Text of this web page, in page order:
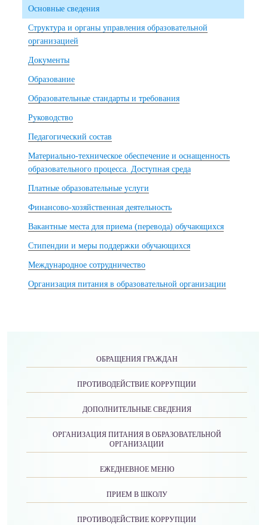
Основные сведения
Структура и органы управления образовательной
организацией
Документы
Образование
Образовательные стандарты и требования
Руководство
Педагогический состав
Материально-техническое обеспечение и оснащенность
образовательного процесса. Доступная среда
Платные образовательные услуги
Финансово-хозяйственная деятельность
Вакантные места для приема (перевода) обучающихся
Стипендии и меры поддержки обучающихся
Международное сотрудничество
Организация питания в образовательной организации
ОБРАЩЕНИЯ ГРАЖДАН
ПРОТИВОДЕЙСТВИЕ КОРРУПЦИИ
ДОПОЛНИТЕЛЬНЫЕ СВЕДЕНИЯ
ОРГАНИЗАЦИЯ ПИТАНИЯ В ОБРАЗОВАТЕЛЬНОЙ
ОРГАНИЗАЦИИ
ЕЖЕДНЕВНОЕ МЕНЮ
ПРИЕМ В ШКОЛУ
ПРОТИВОДЕЙСТВИЕ КОРРУПЦИИ